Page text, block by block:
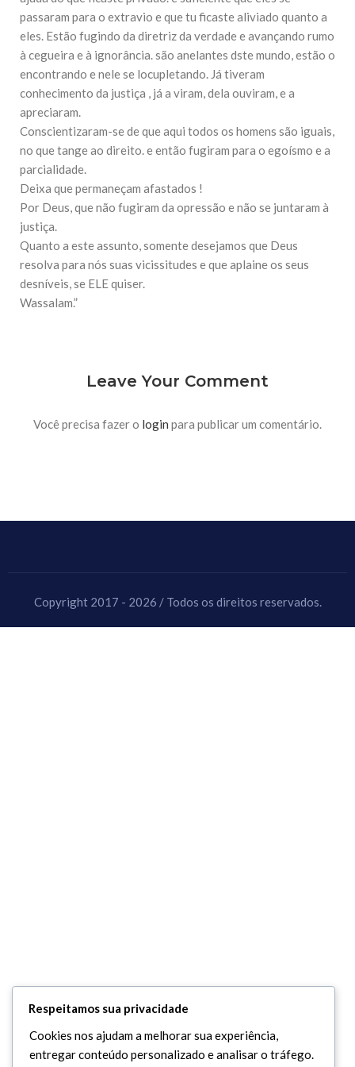
Falecimento do Imam Ali Ibn Al-Hussein
(A.S.)
Em nome de Deus, o Clemente, o Misericordioso! Diante da
muçulmanos, o Imam Ali Ibn Al-Hussein Ibn Ali Ibn Abi Táleb
(A.S.), conhecido por “Zein Al-Ábidin” (Formosura
NOTÍCIAS
Centro Islâmico no Brasil recebe o ex-
ministro das Relações Exteriores da
República Islâmica do Irã
Brasil recebeu em sua sede, em São Paulo, o ex-ministro das
Relações Exteriores da República Islâmica do Irã, Sr. Kamal
passaram para o extravio e que tu ficaste aliviado quanto a
eles. Estão fugindo da diretriz da verdade e avançando rumo
à cegueira e à ignorância. são anelantes dste mundo, estão o
encontrando e nele se locupletando. Já tiveram
conhecimento da justiça , já a viram, dela ouviram, e a
apreciaram.
Conscientizaram-se de que aqui todos os homens são iguais,
no que tange ao direito. e então fugiram para o egoísmo e a
parcialidade.
Deixa que permaneçam afastados !
Por Deus, que não fugiram da opressão e não se juntaram à
justiça.
Quanto a este assunto, somente desejamos que Deus
resolva para nós suas vicissitudes e que aplaine os seus
desníveis, se ELE quiser.
Wassalam.”
Leave Your Comment
Você precisa fazer o login para publicar um comentário.
Copyright 2017 - 2026 / Todos os direitos reservados.
Respeitamos sua privacidade
Cookies nos ajudam a melhorar sua experiência,
entregar conteúdo personalizado e analisar o tráfego.